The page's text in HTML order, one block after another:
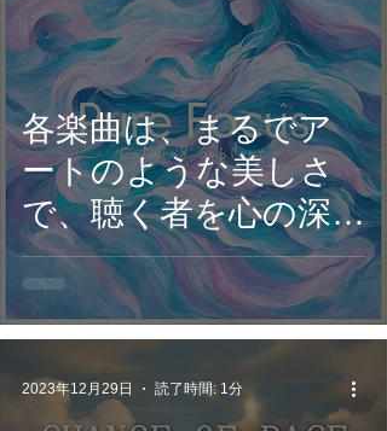
各楽曲は、まるでア
ートのような美しさ
で、聴く者を心の深部
へと導く！
2023年12月29日 読了時間: 1分